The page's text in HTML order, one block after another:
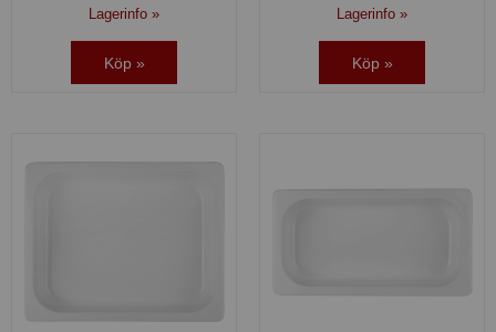
Lagerinfo »
Köp »
Lagerinfo »
Köp »